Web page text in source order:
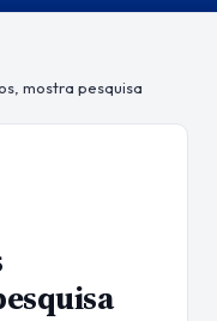
mostra pesquisa